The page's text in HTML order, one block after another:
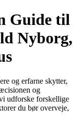
Guide til
Nyborg,
og erfarne skytter,
og
udforske forskellige
du bør overveje,